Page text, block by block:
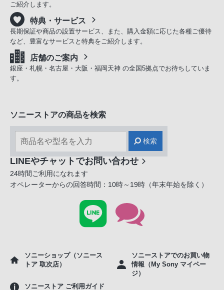
ご紹介します。
特典・サービス
長期保証や商品の設置サービス、また、購入金額に応じた各種ご優待
など、豊富なサービスと特典をご紹介します。
店舗のご案内
銀座・札幌・名古屋・大阪・福岡天神 の全国5拠点でお待ちしていま
す。
ソニーストアの商品を検索
検索
LINEやチャットでお問い合わせ
24時間ご利用になれます
オペレーターからの回答時間：10時～19時（年末年始を除く）
ソニーショップ（ソニース
トア 取次店）
ソニーストアでのお買い物
情報（My Sony マイペー
ジ）
ソニーストア ご利用ガイド